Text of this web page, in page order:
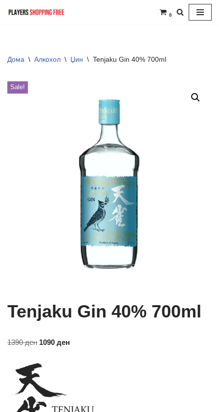
0
Дома \ Алкохол \ Џин \ Tenjaku Gin 40% 700ml
Sale!
Tenjaku Gin 40% 700ml
1390ден 1090 ден